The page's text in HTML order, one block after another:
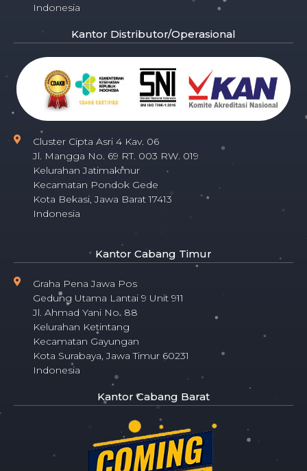
Indonesia
Kantor Distributor/Operasional
Cluster Cipta Asri 4 Kav. 06
Jl. Mangga No. 69 RT. 003 RW. 019
Kelurahan Jatimakmur
Kecamatan Pondok Gede
Kota Bekasi, Jawa Barat 17413
Indonesia
Kantor Cabang Timur
Graha Pena Jawa Pos
Gedung Utama Lantai 9 Unit 911
Jl. Ahmad Yani No. 88
Kelurahan Ketintang
Kecamatan Gayungan
Kota Surabaya, Jawa Timur 60231
Indonesia
Kantor Cabang Barat